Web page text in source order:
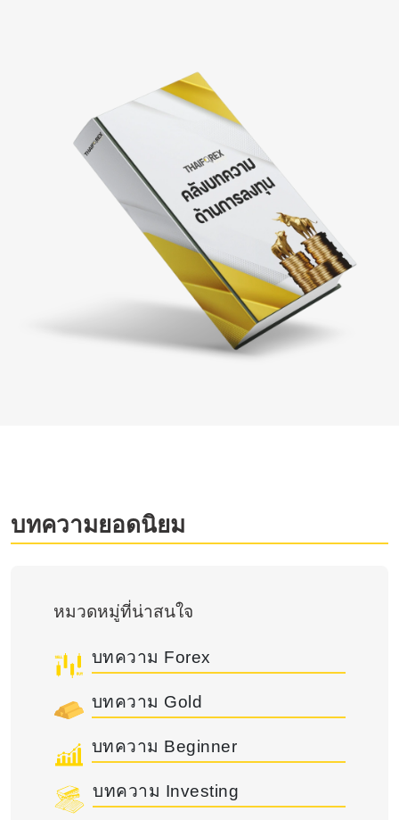
บทความยอดนิยม
หมวดหมู่ที่น่าสนใจ
บทความ Forex
บทความ Gold
บทความ Beginner
บทความ Investing